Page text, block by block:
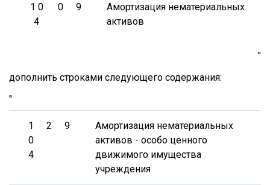
1 0
4
0 9
Амортизация нематериальных
активов
"
дополнить строками следующего содержания:
"
1
0
4
2 9
Амортизация нематериальных
активов - особо ценного
движимого имущества
учреждения